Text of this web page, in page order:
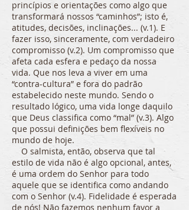
princípios e orientações como algo que
transformará nossos “caminhos”; isto é,
atitudes, decisões, inclinações... (v.1). E
fazer isso, sinceramente, com verdadeiro
compromisso (v.2). Um compromisso que
afeta cada esfera e pedaço da nossa
vida. Que nos leva a viver em uma
“contra-cultura” e fora do padrão
estabelecido neste mundo. Sendo o
resultado lógico, uma vida longe daquilo
que Deus classifica como “mal” (v.3). Algo
que possui definições bem flexíveis no
mundo de hoje.
O salmista, então, observa que tal
estilo de vida não é algo opcional, antes,
é uma ordem do Senhor para todo
aquele que se identifica como andando
com o Senhor (v.4). Fidelidade é esperada
de nós! Não fazemos nenhum favor a